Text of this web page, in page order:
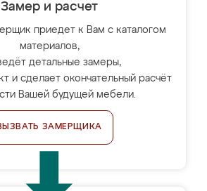
Замер и расчет
приедет к Вам с каталогом
материалов,
детальные замеры,
и сделает окончательный расчёт
Вашей будущей мебели.
ЗАМЕРЩИКА